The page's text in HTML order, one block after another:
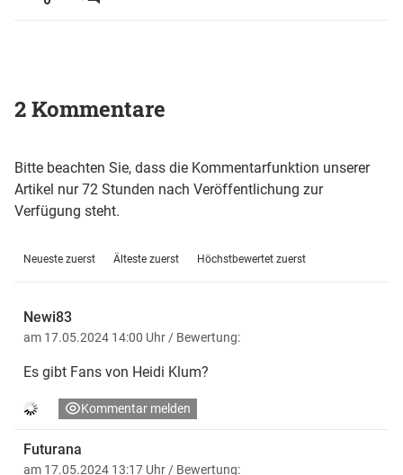
2 Kommentare
Bitte beachten Sie, dass die Kommentarfunktion unserer
Artikel nur 72 Stunden nach Veröffentlichung zur
Verfügung steht.
Neueste zuerst Älteste zuerst Höchstbewertet zuerst
Newi83
am 17.05.2024 14:00 Uhr/ Bewertung:
Es gibt Fans von Heidi Klum?
Kommentar melden
Futurana
am 17.05.2024 13:17 Uhr/ Bewertung: